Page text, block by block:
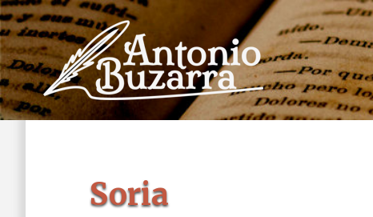
Saltar
al
contenido
principal
Saltar
al
pie
de
página
Soria